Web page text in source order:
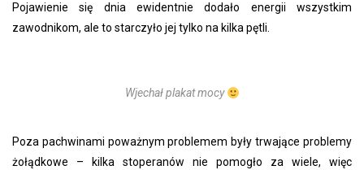
Pojawienie się dnia ewidentnie dodało energii wszystkim
zawodnikom, ale to starczyło jej tylko na kilka pętli.
Wjechał plakat mocy
Poza pachwinami poważnym problemem były trwające problemy
żołądkowe – kilka stoperanów nie pomogło za wiele, więc